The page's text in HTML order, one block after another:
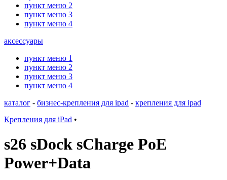
пункт меню 2
пункт меню 3
пункт меню 4
аксессуары
пункт меню 1
пункт меню 2
пункт меню 3
пункт меню 4
каталог - бизнес-крепления для ipad - крепления для ipad
Крепления для iPad •
s26 sDock sCharge PoE
Power+Data